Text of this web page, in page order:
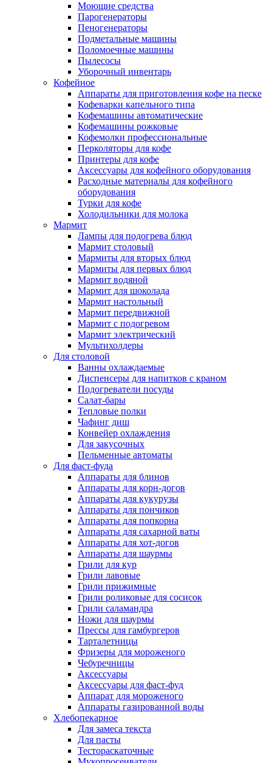
Моющие средства
Парогенераторы
Пеногенераторы
Подметальные машины
Поломоечные машины
Пылесосы
Уборочный инвентарь
Кофейное
Аппараты для приготовления кофе на песке
Кофеварки капельного типа
Кофемашины автоматические
Кофемашины рожковые
Кофемолки профессиональные
Перколяторы для кофе
Принтеры для кофе
Аксессуары для кофейного оборудования
Расходные материалы для кофейного
оборудования
Турки для кофе
Холодильники для молока
Мармит
Лампы для подогрева блюд
Мармит столовый
Мармиты для вторых блюд
Мармиты для первых блюд
Мармит водяной
Мармит для шоколада
Мармит настольный
Мармит передвижной
Мармит с подогревом
Мармит электрический
Мультихолдеры
Для столовой
Ванны охлаждаемые
Диспенсеры для напитков с краном
Подогреватели посуды
Салат-бары
Тепловые полки
Чафинг диш
Конвейер охлаждения
Для закусочных
Пельменные автоматы
Для фаст-фуда
Аппараты для блинов
Аппараты для корн-догов
Аппараты для кукурузы
Аппараты для пончиков
Аппараты для попкорна
Аппараты для сахарной ваты
Аппараты для хот-догов
Аппараты для шаурмы
Грили для кур
Грили лавовые
Грили прижимные
Грили роликовые для сосисок
Грили саламандра
Ножи для шаурмы
Прессы для гамбургеров
Тарталетницы
Фризеры для мороженого
Чебуречницы
Аксессуары
Аксессуары для фаст-фуд
Аппарат для мороженого
Аппараты газированной воды
Хлебопекарное
Для замеса текста
Для пасты
Тестораскаточные